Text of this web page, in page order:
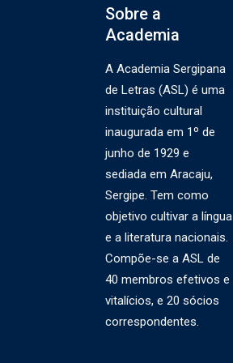
Sobre a
Academia
A Academia Sergipana
de Letras (ASL) é uma
instituição cultural
inaugurada em 1º de
junho de 1929 e
sediada em Aracaju,
Sergipe. Tem como
objetivo cultivar a língua
e a literatura nacionais.
Compõe-se a ASL de
40 membros efetivos e
vitalícios, e 20 sócios
correspondentes.